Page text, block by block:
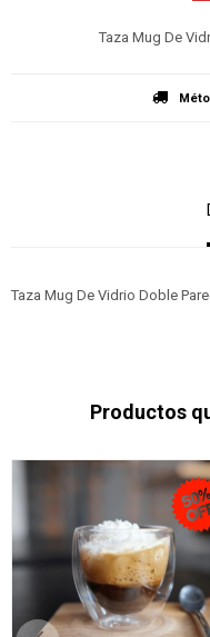
Taza Mug De
Taza Mug De Vidrio Doble
Productos